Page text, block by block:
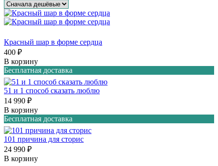
Красный шар в форме сердца
400 ₽
В корзину
Бесплатная доставка
51 и 1 способ сказать люблю
14 990 ₽
В корзину
Бесплатная доставка
101 причина для сторис
24 990 ₽
В корзину